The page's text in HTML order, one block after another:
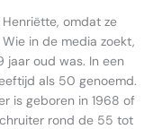
omdat ze
in de media zoekt,
jaar oud was. In een
als 50 genoemd.
is geboren in 1968 of
rond de 55 tot